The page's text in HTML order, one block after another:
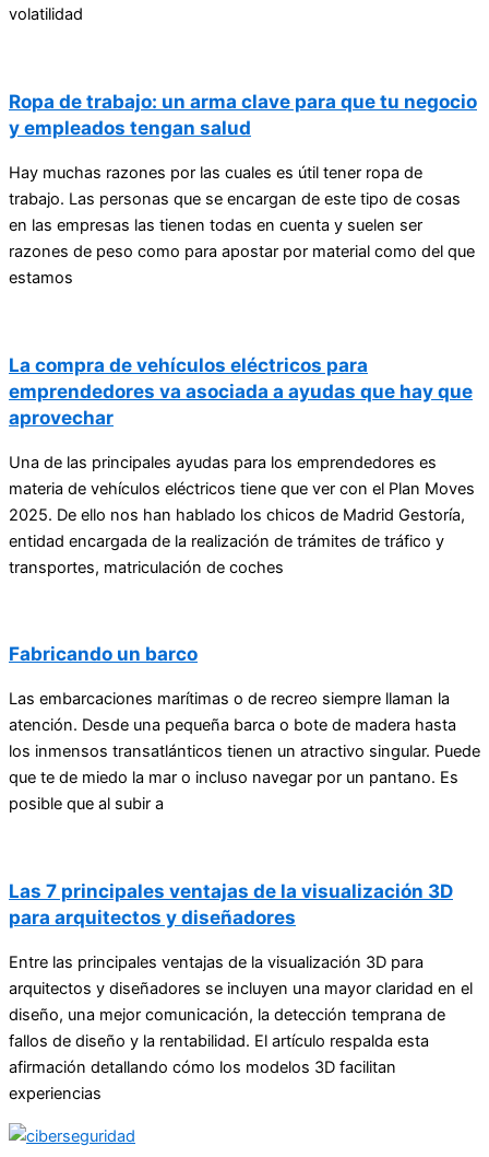
volatilidad
Ropa de trabajo: un arma clave para que tu negocio
y empleados tengan salud
Hay muchas razones por las cuales es útil tener ropa de
trabajo. Las personas que se encargan de este tipo de cosas
en las empresas las tienen todas en cuenta y suelen ser
razones de peso como para apostar por material como del que
estamos
La compra de vehículos eléctricos para
emprendedores va asociada a ayudas que hay que
aprovechar
Una de las principales ayudas para los emprendedores es
materia de vehículos eléctricos tiene que ver con el Plan Moves
2025. De ello nos han hablado los chicos de Madrid Gestoría,
entidad encargada de la realización de trámites de tráfico y
transportes, matriculación de coches
Fabricando un barco
Las embarcaciones marítimas o de recreo siempre llaman la
atención. Desde una pequeña barca o bote de madera hasta
los inmensos transatlánticos tienen un atractivo singular. Puede
que te de miedo la mar o incluso navegar por un pantano. Es
posible que al subir a
Las 7 principales ventajas de la visualización 3D
para arquitectos y diseñadores
Entre las principales ventajas de la visualización 3D para
arquitectos y diseñadores se incluyen una mayor claridad en el
diseño, una mejor comunicación, la detección temprana de
fallos de diseño y la rentabilidad. El artículo respalda esta
afirmación detallando cómo los modelos 3D facilitan
experiencias